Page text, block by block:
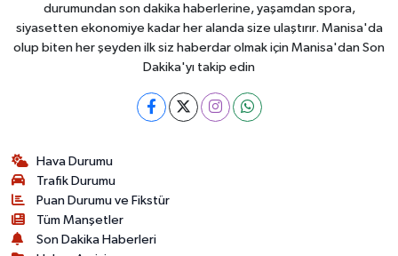
durumundan son dakika haberlerine, yaşamdan spora,
siyasetten ekonomiye kadar her alanda size ulaştırır. Manisa'da
olup biten her şeyden ilk siz haberdar olmak için Manisa'dan Son
Dakika'yı takip edin
Hava Durumu
Trafik Durumu
Puan Durumu ve Fikstür
Tüm Manşetler
Son Dakika Haberleri